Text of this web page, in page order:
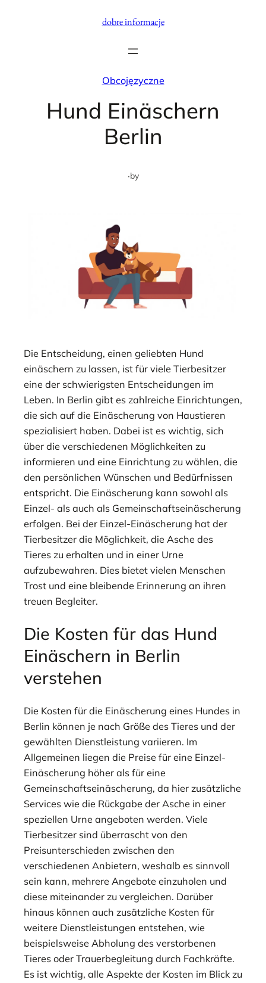
dobre informacje
Obcojęzyczne
Hund Einäschern
Berlin
·by
Die Entscheidung, einen geliebten Hund
einäschern zu lassen, ist für viele Tierbesitzer
eine der schwierigsten Entscheidungen im
Leben. In Berlin gibt es zahlreiche Einrichtungen,
die sich auf die Einäscherung von Haustieren
spezialisiert haben. Dabei ist es wichtig, sich
über die verschiedenen Möglichkeiten zu
informieren und eine Einrichtung zu wählen, die
den persönlichen Wünschen und Bedürfnissen
entspricht. Die Einäscherung kann sowohl als
Einzel- als auch als Gemeinschaftseinäscherung
erfolgen. Bei der Einzel-Einäscherung hat der
Tierbesitzer die Möglichkeit, die Asche des
Tieres zu erhalten und in einer Urne
aufzubewahren. Dies bietet vielen Menschen
Trost und eine bleibende Erinnerung an ihren
treuen Begleiter.
Die Kosten für das Hund
Einäschern in Berlin
verstehen
Die Kosten für die Einäscherung eines Hundes in
Berlin können je nach Größe des Tieres und der
gewählten Dienstleistung variieren. Im
Allgemeinen liegen die Preise für eine Einzel-
Einäscherung höher als für eine
Gemeinschaftseinäscherung, da hier zusätzliche
Services wie die Rückgabe der Asche in einer
speziellen Urne angeboten werden. Viele
Tierbesitzer sind überrascht von den
Preisunterschieden zwischen den
verschiedenen Anbietern, weshalb es sinnvoll
sein kann, mehrere Angebote einzuholen und
diese miteinander zu vergleichen. Darüber
hinaus können auch zusätzliche Kosten für
weitere Dienstleistungen entstehen, wie
beispielsweise Abholung des verstorbenen
Tieres oder Trauerbegleitung durch Fachkräfte.
Es ist wichtig, alle Aspekte der Kosten im Blick zu